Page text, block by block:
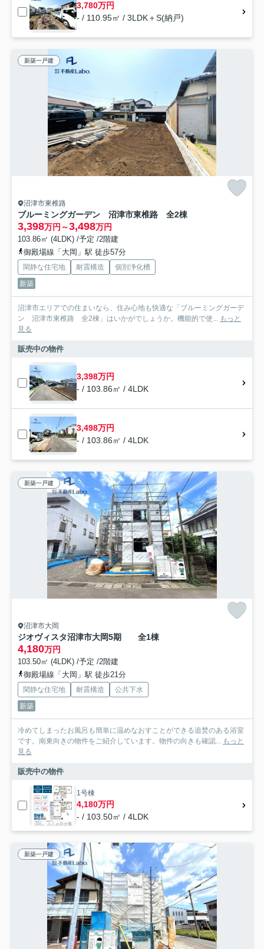
3,780万円
- / 110.95㎡ / 3LDK＋S(納戸)
新築一戸建
沼津市東椎路
ブルーミングガーデン 沼津市東椎路 全2棟
3,398万円～3,498万円
103.86㎡ (4LDK) /予定 /2階建
御殿場線「大岡」駅 徒歩57分
閑静な住宅地 耐震構造
個別浄化槽
新築
沼津市エリアでの住まいなら、住み心地も快適な「ブルーミングガーデ
ン 沼津市東椎路 全2棟」はいかがでしょうか。機能的で使... もっと
見る
販売中の物件
3,398万円
- / 103.86㎡ / 4LDK
3,498万円
- / 103.86㎡ / 4LDK
新築一戸建
沼津市大岡
ジオヴィスタ沼津市大岡5期 全1棟
4,180万円
103.50㎡ (4LDK) /予定 /2階建
御殿場線「大岡」駅 徒歩21分
閑静な住宅地 耐震構造
公共下水
新築
冷めてしまったお風呂も簡単に温めなおすことができる追焚のある浴室
です。南東向きの物件をご紹介しています。物件の向きも確認... もっと
見る
販売中の物件
1号棟
4,180万円
- / 103.50㎡ / 4LDK
新築一戸建